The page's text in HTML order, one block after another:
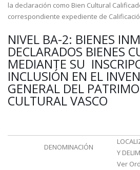
la declaración como Bien Cultural
correspondiente expediente de
NIVEL BA-2: BIENES
DECLARADOS BIENES
MEDIANTE SU
INCLUSIÓN EN EL
GENERAL DEL
CULTURAL VASCO
DENOMINACIÓN
Y
Ver